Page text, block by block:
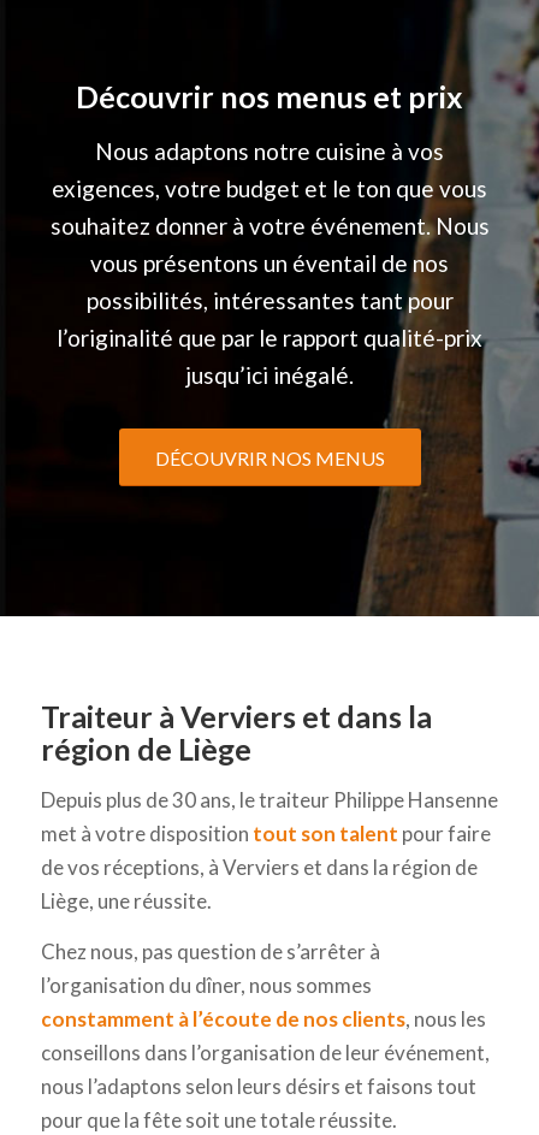
Découvrir nos menus et prix
Nous adaptons notre cuisine à vos
exigences, votre budget et le ton que vous
souhaitez donner à votre événement. Nous
vous présentons un éventail de nos
possibilités, intéressantes tant pour
l’originalité que par le rapport qualité-prix
jusqu’ici inégalé.
DÉCOUVRIR NOS MENUS
Traiteur à Verviers et dans la
région de Liège
Depuis plus de 30 ans, le traiteur Philippe Hansenne
met à votre disposition tout son talent pour faire
de vos réceptions, à Verviers et dans la région de
Liège, une réussite.
Chez nous, pas question de s’arrêter à
l’organisation du dîner, nous sommes
constamment à l’écoute de nos clients, nous les
conseillons dans l’organisation de leur événement,
nous l’adaptons selon leurs désirs et faisons tout
pour que la fête soit une totale réussite.